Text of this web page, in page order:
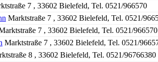
7 , 33602 Bielefeld, Tel. 0521/966570
Marktstraße 7 , 33602 Bielefeld, Tel. 0521/
7 , 33602 Bielefeld, Tel. 0521/966570
Marktstraße 7 , 33602 Bielefeld, Tel. 0521/
8 , 33602 Bielefeld, Tel. 0521/96766380